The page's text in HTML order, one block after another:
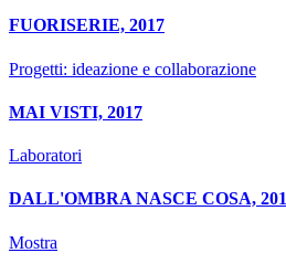
FUORISERIE, 2017
Progetti: ideazione e collaborazione
MAI VISTI, 2017
Laboratori
DALL'OMBRA NASCE COSA,
Mostra